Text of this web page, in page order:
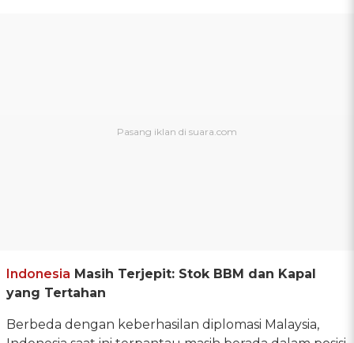
Indonesia Masih Terjepit: Stok BBM dan Kapal
yang Tertahan
Berbeda dengan keberhasilan diplomasi Malaysia,